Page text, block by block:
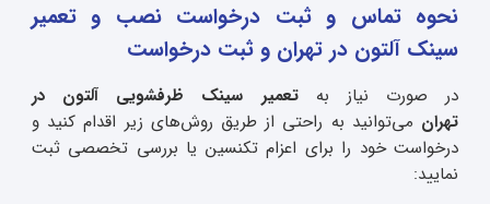
نحوه تماس و ثبت درخواست نصب و تعمیر
سینک آلتون در تهران و ثبت درخواست
در صورت نیاز بهتعمیر سینک ظرفشویی آلتون در
تهران می‌توانید به‌ راحتی از طریق روش‌های زیر اقدام کنید و
درخواست خود را برای اعزام تکنسین یا بررسی تخصصی ثبت
نمایید: